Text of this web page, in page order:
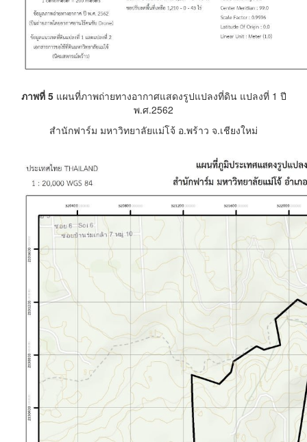
ภาพที่ 5 แผนที่ภาพถ่ายทางอากาศแสดงรูปแปลงที่ดิน แปลงที่ 1 ปี
พ.ศ.2562
สำนักฟาร์ม มหาวิทยาลัยแม่โจ้ อ.พร้าว จ.เชียงใหม่